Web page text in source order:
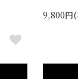
9,800円